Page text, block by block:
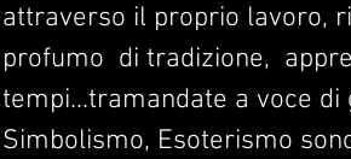
attraverso il proprio lavoro,
profumo di tradizione,
tempi...tramandate a voce
Simbolismo, Esoterismo